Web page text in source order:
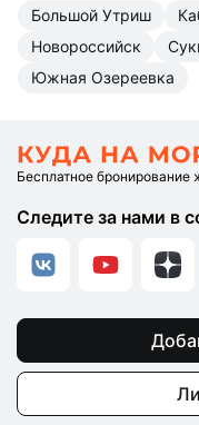
Большой Утриш
Новороссийск
Южная Озереевка
Бесплатное бронирование
Следите за нами в